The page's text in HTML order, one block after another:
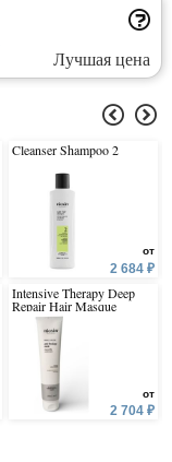
Лучшая цена
Cleanser Shampoo 2
от
2 684 ₽
Intensive Therapy Deep
Repair Hair Masque
от
2 704 ₽